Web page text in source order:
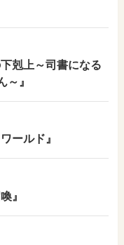
剋上～司書になる
～』
ールド』
』